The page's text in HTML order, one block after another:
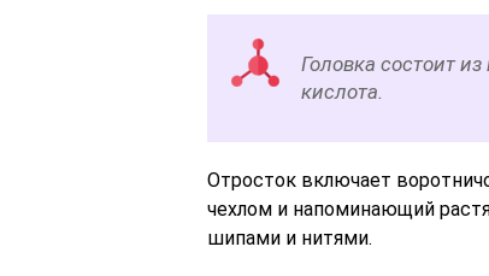
Головка состоит
кислота.
Отросток включает
чехлом и напоминающий
шипами и нитями.